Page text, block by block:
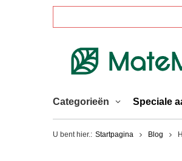
Categorieën Speciale
U bent hier.: Startpagina Blog